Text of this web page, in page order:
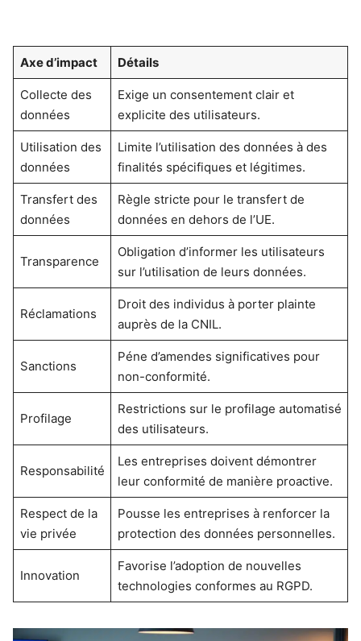
Axe d’impact Détails
Collecte des
données
Exige un consentement clair et
explicite des utilisateurs.
Utilisation des
données
Limite l’utilisation des données à des
finalités spécifiques et légitimes.
Transfert des
données
Règle stricte pour le transfert de
données en dehors de l’UE.
Transparence
Obligation d’informer les utilisateurs
sur l’utilisation de leurs données.
Réclamations
Droit des individus à porter plainte
auprès de la CNIL.
Sanctions
Péne d’amendes significatives pour
non-conformité.
Profilage
Restrictions sur le profilage automatisé
des utilisateurs.
Responsabilité
Les entreprises doivent démontrer
leur conformité de manière proactive.
Respect de la
vie privée
Pousse les entreprises à renforcer la
protection des données personnelles.
Innovation
Favorise l’adoption de nouvelles
technologies conformes au RGPD.